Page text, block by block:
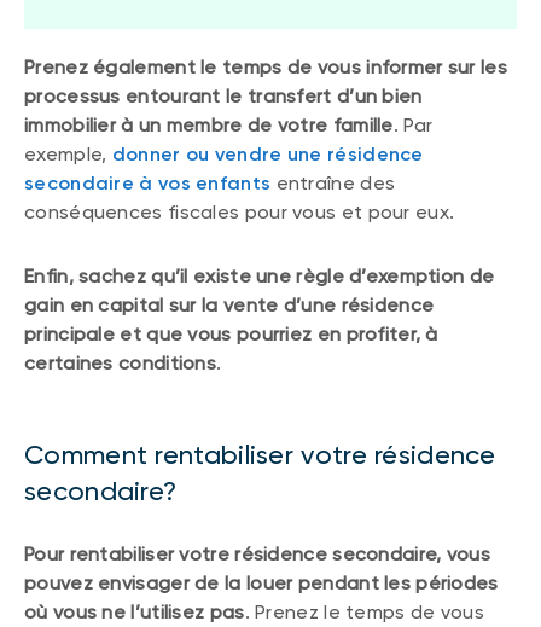
Prenez également le temps de vous informer sur les
processus entourant le transfert d’un bien
immobilier à un membre de votre famille. Par
exemple, donner ou vendre une résidence
secondaire à vos enfants entraîne des
conséquences fiscales pour vous et pour eux.
Enfin, sachez qu’il existe une règle d’exemption de
gain en capital sur la vente d’une résidence
principale et que vous pourriez en profiter, à
certaines conditions.
Comment rentabiliser votre résidence
secondaire?
Pour rentabiliser votre résidence secondaire, vous
pouvez envisager de la louer pendant les périodes
où vous ne l’utilisez pas. Prenez le temps de vous